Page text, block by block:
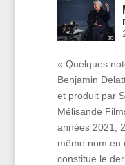
« Quelques
Benjamin
et produit par
Mélisande
années 2021,
même nom en
constitue le